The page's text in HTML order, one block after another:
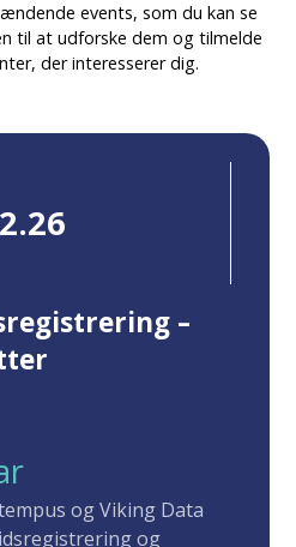
events, som du kan se
til at udforske dem og tilmelde
der interesserer dig.
–
og Viking Data
og